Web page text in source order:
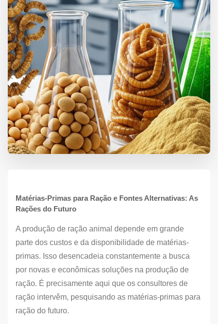
Matérias-Primas para Ração e Fontes Alternativas: As
Rações do Futuro
A produção de ração animal depende em grande
parte dos custos e da disponibilidade de matérias-
primas. Isso desencadeia constantemente a busca
por novas e econômicas soluções na produção de
ração. É precisamente aqui que os consultores de
ração intervêm, pesquisando as matérias-primas para
ração do futuro.